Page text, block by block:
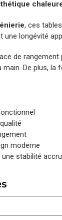
, ces
une longévité
de
De plus, la
moderne
stabilité